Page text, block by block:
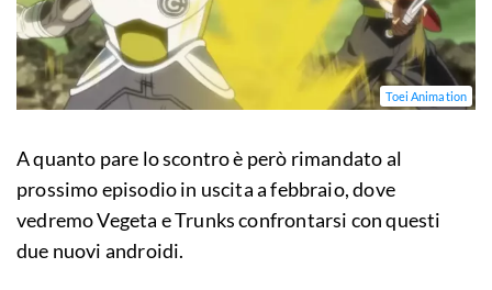
Toei Animation
A quanto pare lo scontro è però rimandato al
prossimo episodio in uscita a febbraio, dove
vedremo Vegeta e Trunks confrontarsi con questi
due nuovi androidi.